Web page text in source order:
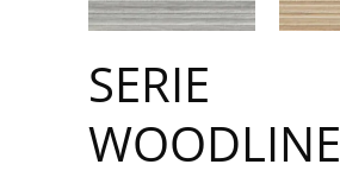
SERIE
WOODLINE